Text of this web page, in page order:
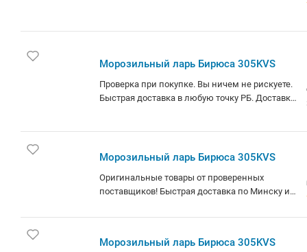
Морозильный ларь Бирюса 305KVS
Проверка при покупке. Вы ничем не рискуете.
Быстрая доставка в любую точку РБ. Доставка
информацию у менеджера.
Морозильный ларь Бирюса 305KVS
Оригинальные товары от проверенных
поставщиков! Быстрая доставка по Минску и
Морозильный ларь Бирюса 305KVS